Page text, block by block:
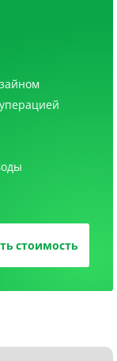
стоимость